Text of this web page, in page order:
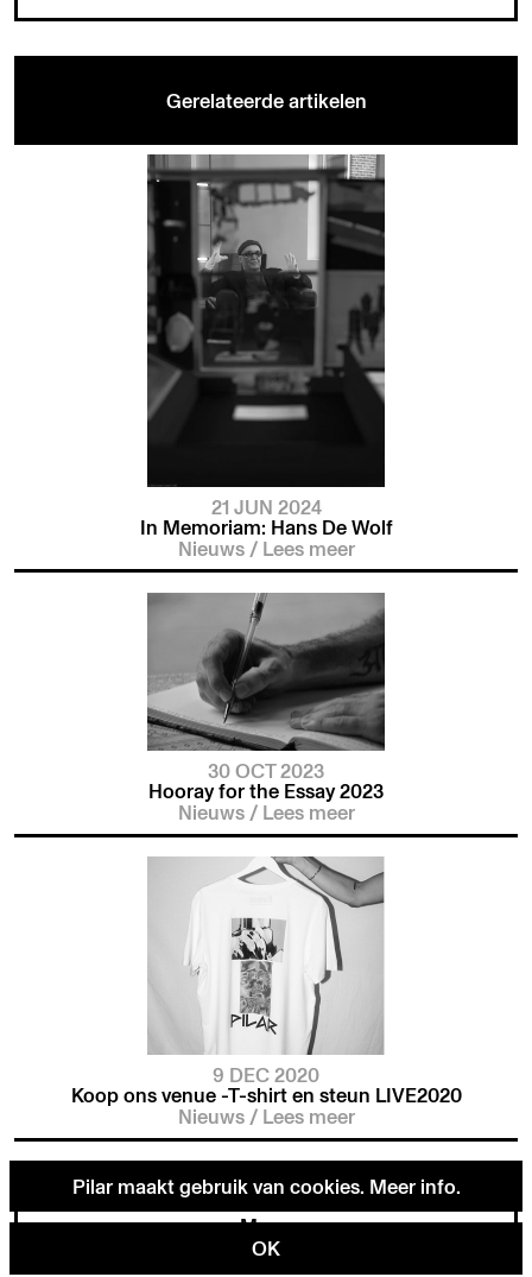
Menu
Gerelateerde artikelen
21 JUN 2024
In Memoriam: Hans De Wolf
Nieuws /Lees meer
30 OCT 2023
Hooray for the Essay 2023
Nieuws /Lees meer
9 DEC 2020
Koop ons venue -T-shirt en steun LIVE2020
Nieuws /Lees meer
Pilar maakt gebruik van cookies. Meer info.
OK